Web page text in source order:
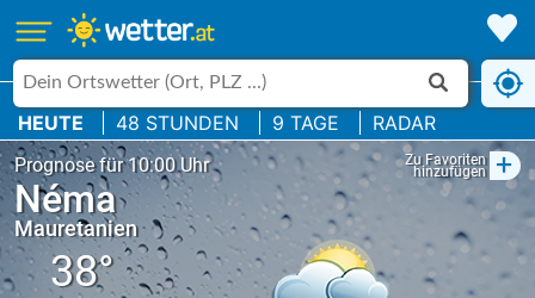
HEUTE 48 STUNDEN 9 TAGE RADAR
Prognose für 10:00 Uhr Zu Favoriten
hinzufügen +
Néma
Mauretanien
38°